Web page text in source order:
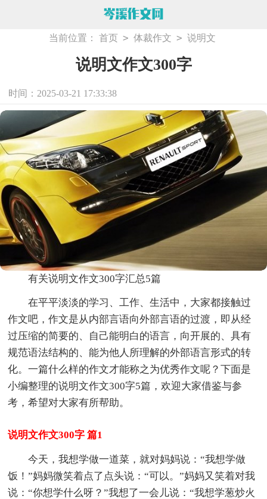
当前位置： 首页 > 体裁作文 > 说明文
说明文作文300字
时间：2025-03-21 17:33:38
有关说明文作文300字汇总5篇
在平平淡淡的学习、工作、生活中，大家都接触过
作文吧，作文是从内部言语向外部言语的过渡，即从经
过压缩的简要的、自己能明白的语言，向开展的、具有
规范语法结构的、能为他人所理解的外部语言形式的转
化。一篇什么样的作文才能称之为优秀作文呢？下面是
小编整理的说明文作文300字5篇，欢迎大家借鉴与参
考，希望对大家有所帮助。
说明文作文300字 篇1
今天，我想学做一道菜，就对妈妈说：“我想学做
饭！”妈妈微笑着点了点头说：“可以。”妈妈又笑着对我
说：“你想学什么呀？”我想了一会儿说：“我想学葱炒火